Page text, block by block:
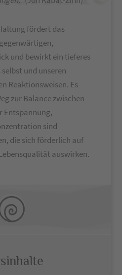
fördert das
und bewirkt ein tieferes
und unseren
Reaktionsweisen. Es
zur Balance zwischen
Entspannung,
sind
die sich förderlich auf
auswirken.